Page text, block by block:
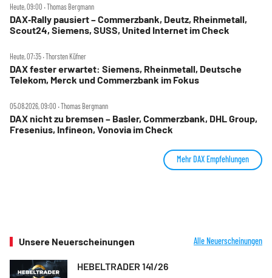
Heute, 09:00 ‧ Thomas Bergmann
DAX‑Rally pausiert – Commerzbank, Deutz, Rheinmetall,
Scout24, Siemens, SUSS, United Internet im Check
Heute, 07:35 ‧ Thorsten Küfner
DAX fester erwartet: Siemens, Rheinmetall, Deutsche
Telekom, Merck und Commerzbank im Fokus
05.08.2026, 09:00 ‧ Thomas Bergmann
DAX nicht zu bremsen – Basler, Commerzbank, DHL Group,
Fresenius, Infineon, Vonovia im Check
Mehr DAX Empfehlungen
Unsere Neuerscheinungen Alle Neuerscheinungen
HEBELTRADER 141/26